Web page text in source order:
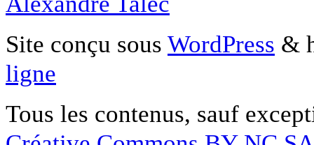
Site conçu sous WordPress &
ligne
Tous les contenus, sauf